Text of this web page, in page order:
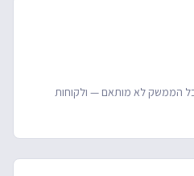
אבל הממשק לא מותאם — ולקוחות